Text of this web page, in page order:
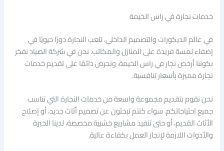
خدمات نجارة في راس الخيمة
في عالم الديكورات والتصميم الداخلي، تلعب النجارة دورًا حيويًا في
إضفاء لمسة فريدة على المنازل والمكاتب. نحن في شركة الصياد نفخر
بكوننا أرخص نجار في راس الخيمة، ونحرص دائمًا على تقديم خدمات
نجارة مميزة بأسعار تنافسية.
نحن نقوم بتقديم مجموعة واسعة من خدمات النجارة التي تناسب
جميع احتياجاتكم. سواء كنتم تبحثون عن تصميم أثاث جديد، أو إصلاح
الأثاث القديم، أو حتى تنفيذ مشاريع خشبية مخصصة، لدينا الخبرة
والأدوات اللازمة لإنجاز العمل بكفاءة عالية.